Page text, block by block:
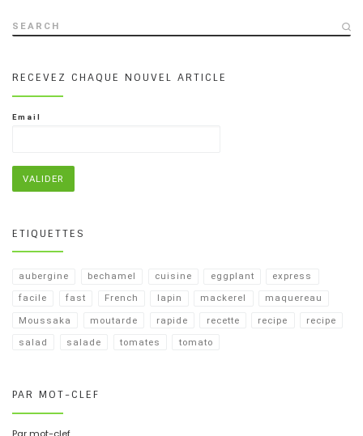
SEARCH
RECEVEZ CHAQUE NOUVEL ARTICLE
Email
ETIQUETTES
aubergine bechamel cuisine eggplant
express
facile
fast French lapin mackerel
maquereau
Moussaka
moutarde rapide recette recipe
recipe​
salad
salade tomates tomato
PAR MOT-CLEF
Par mot-clef